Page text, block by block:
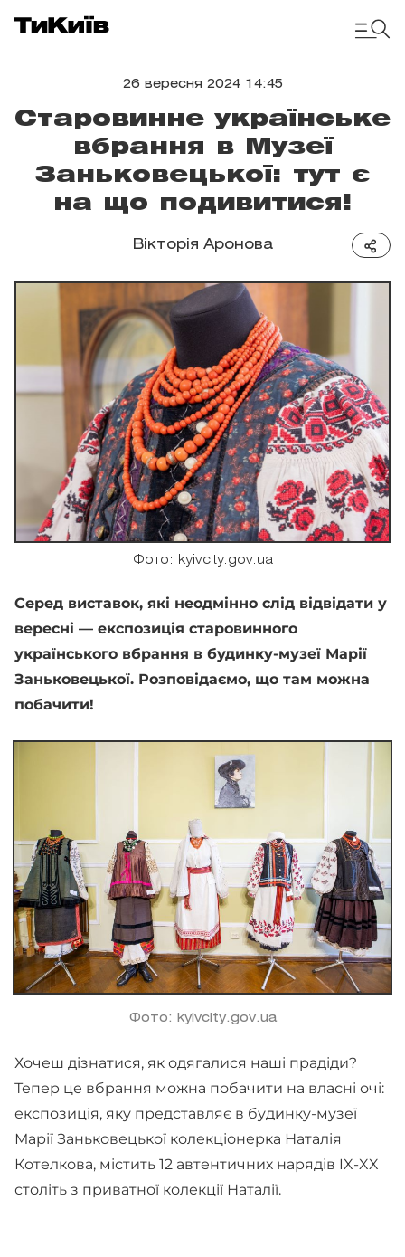
26 вересня 2024 14:45
Старовинне українське
вбрання в Музеї
Заньковецької: тут є
на що подивитися!
Вікторія Аронова
Фото: kyivcity.gov.ua
Серед виставок, які неодмінно слід відвідати у
вересні — експозиція старовинного
українського вбрання в будинку-музеї Марії
Заньковецької. Розповідаємо, що там можна
побачити!
Фото: kyivcity.gov.ua
Хочеш дізнатися, як одягалися наші прадіди?
Тепер це вбрання можна побачити на власні очі:
експозиція, яку представляє в будинку-музеї
Марії Заньковецької колекціонерка Наталія
Котелкова, містить 12 автентичних нарядів IX-XX
століть з приватної колекції Наталії.